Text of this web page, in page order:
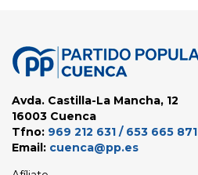
Avda. Castilla-La Mancha, 12
16003 Cuenca
Tfno: 969 212 631 / 653 665 871
Email: cuenca@pp.es